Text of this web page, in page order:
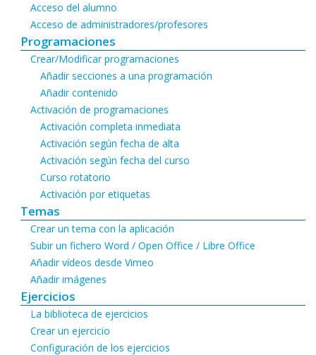
Acceso del alumno
Acceso de administradores/profesores
Programaciones
Crear/Modificar programaciones
Añadir secciones a una programación
Añadir contenido
Activación de programaciones
Activación completa inmediata
Activación según fecha de alta
Activación según fecha del curso
Curso rotatorio
Activación por etiquetas
Temas
Crear un tema con la aplicación
Subir un fichero Word / Open Office / Libre Office
Añadir vídeos desde Vimeo
Añadir imágenes
Ejercicios
La biblioteca de ejercicios
Crear un ejercicio
Configuración de los ejercicios